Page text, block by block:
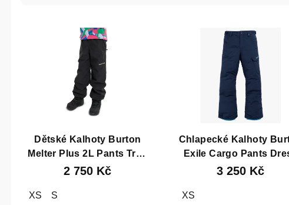
o
d
u
r
Dětské Kalhoty Burton
Melter Plus 2L Pants True
Black
2 750 Kč
XS S
Chlapecké Kalhoty
Exile Cargo Pants
Blue
3 250 Kč
XS